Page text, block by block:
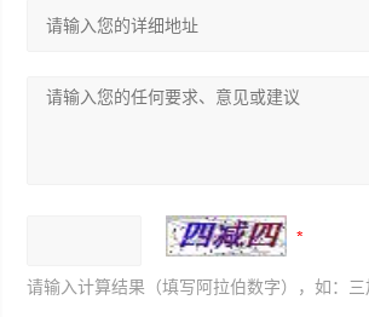
请输入计算结果（填写阿拉伯数字），如：三